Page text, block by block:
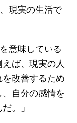
現実の生活で
意味している
ば、現実の人
改善するため
自分の感情を
。」